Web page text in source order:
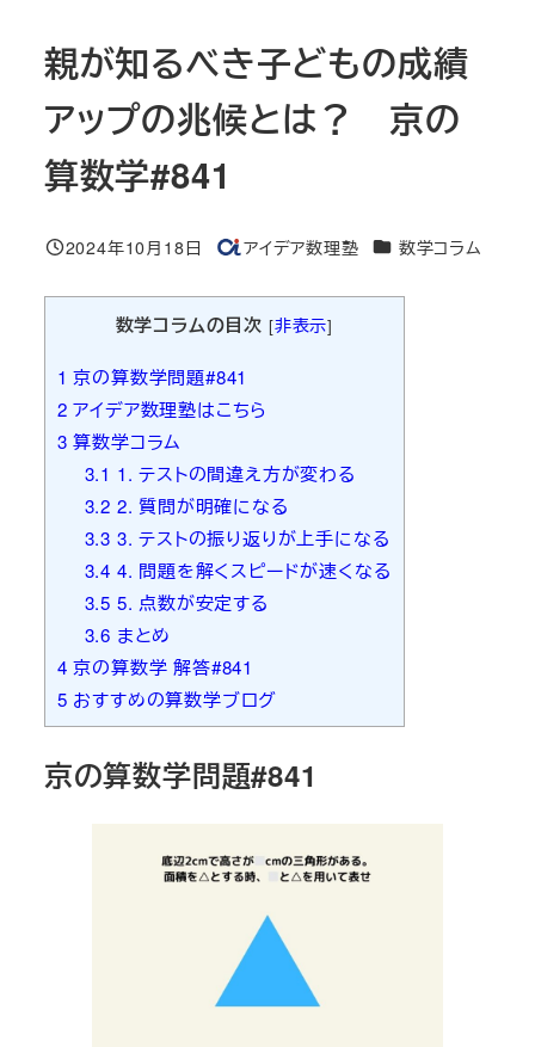
親が知るべき子どもの成績
アップの兆候とは？ 京の
算数学#841
投稿日
2024年10月18日
著
アイデア数理塾 カテゴリー
数学コラム
数学コラムの目次 [非表示]
1 京の算数学問題#841
2 アイデア数理塾はこちら
3 算数学コラム
3.1 1. テストの間違え方が変わる
3.2 2. 質問が明確になる
3.3 3. テストの振り返りが上手になる
3.4 4. 問題を解くスピードが速くなる
3.5 5. 点数が安定する
3.6 まとめ
4 京の算数学 解答#841
5 おすすめの算数学ブログ
京の算数学問題#841